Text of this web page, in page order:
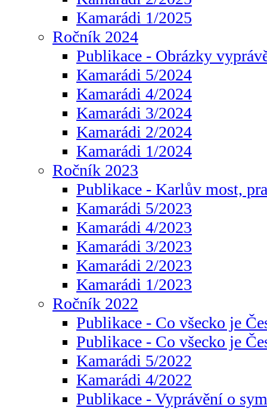
Kamarádi 1/2025
Ročník 2024
Publikace - Obrázky
Kamarádi 5/2024
Kamarádi 4/2024
Kamarádi 3/2024
Kamarádi 2/2024
Kamarádi 1/2024
Ročník 2023
Publikace - Karlův most,
Kamarádi 5/2023
Kamarádi 4/2023
Kamarádi 3/2023
Kamarádi 2/2023
Kamarádi 1/2023
Ročník 2022
Publikace - Co všecko je
Publikace - Co všecko je
Kamarádi 5/2022
Kamarádi 4/2022
Publikace - Vyprávění o